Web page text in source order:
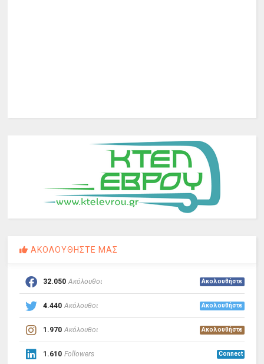
ΑΚΟΛΟΥΘΗΣΤΕ ΜΑΣ
32.050 Ακόλουθοι Ακολουθήστε
4.440 Ακόλουθοι Ακολουθήστε
1.970 Ακόλουθοι Ακολουθήστε
1.610 Followers Connect